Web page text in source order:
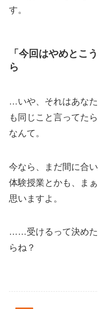
す。
「今回はやめとこ
ら
…いや、それはあな
も同じこと言ってた
なんて。
今なら、まだ間に合い
体験授業とかも、ま
思いますよ。
……受けるって決めた
らね？